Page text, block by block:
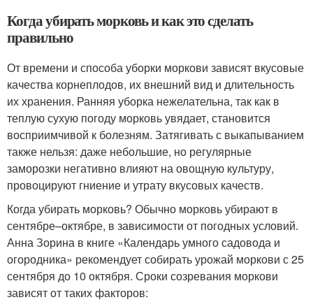
Когда убирать морковь и как это сделать
правильно
От времени и способа уборки моркови зависят вкусовые
качества корнеплодов, их внешний вид и длительность
их хранения. Ранняя уборка нежелательна, так как в
теплую сухую погоду морковь увядает, становится
восприимчивой к болезням. Затягивать с выкапыванием
также нельзя: даже небольшие, но регулярные
заморозки негативно влияют на овощную культуру,
провоцируют гниение и утрату вкусовых качеств.
Когда убирать морковь? Обычно морковь убирают в
сентябре–октябре, в зависимости от погодных условий.
Анна Зорина в книге «Календарь умного садовода и
огородника» рекомендует собирать урожай моркови с 25
сентября до 10 октября. Сроки созревания моркови
зависят от таких факторов: